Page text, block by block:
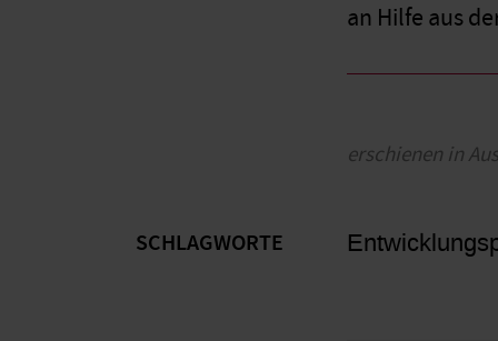
an Hilfe aus
erschienen in
SCHLAGWORTE